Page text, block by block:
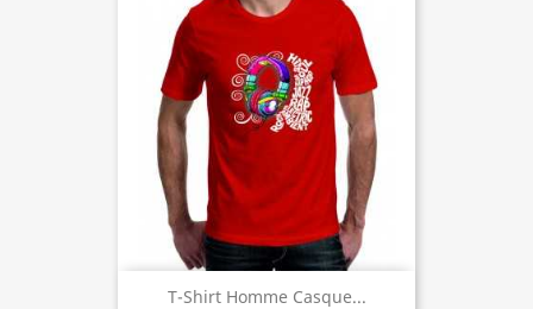
T-Shirt Homme Casque...